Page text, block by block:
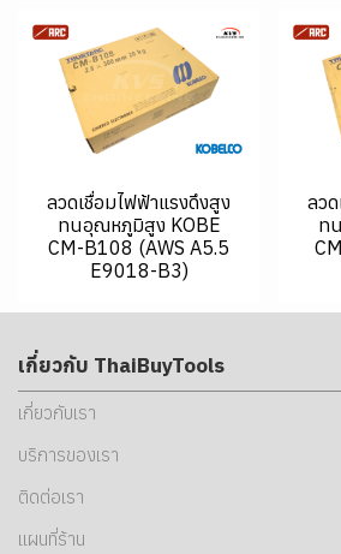
ลวดเชื่อมไฟฟ้าแรงดึงสูง
ทนอุณหภูมิสูง KOBE
CM-B108 (AWS A5.5
E9018-B3)
ลว
ท
เกี่ยวกับ ThaiBuyTools
เกี่ยวกับเรา
บริการของเรา
ติดต่อเรา
แผนที่ร้าน